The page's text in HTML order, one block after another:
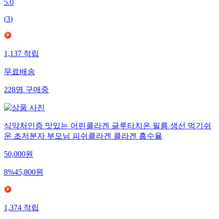
5.0
(3)
1,137적립
무료배송
228명구매중
식약처인증 맛있는 어린콜라겐 글루타치온 필름 생선 먹기쉬
운 초저분자 부모님 피쉬콜라겐 콜라겐 흡수율
50,000원
8%45,800원
1,374적립